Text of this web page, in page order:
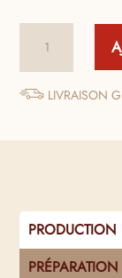
Sardines
de
LIVRAISON
PRODUCTION
PRÉPARATION